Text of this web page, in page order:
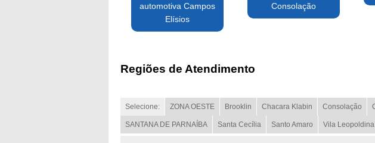
automotiva Campos
Elísios
Consolação
Regiões de Atendimento
Selecione: ZONA OESTE Brooklin Chacara Klabin Consolação
SANTANA DE PARNAÍBA Santa Cecília Santo Amaro Vila Leopoldina